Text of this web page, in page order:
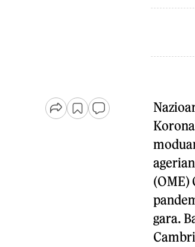
(OME)
gara.